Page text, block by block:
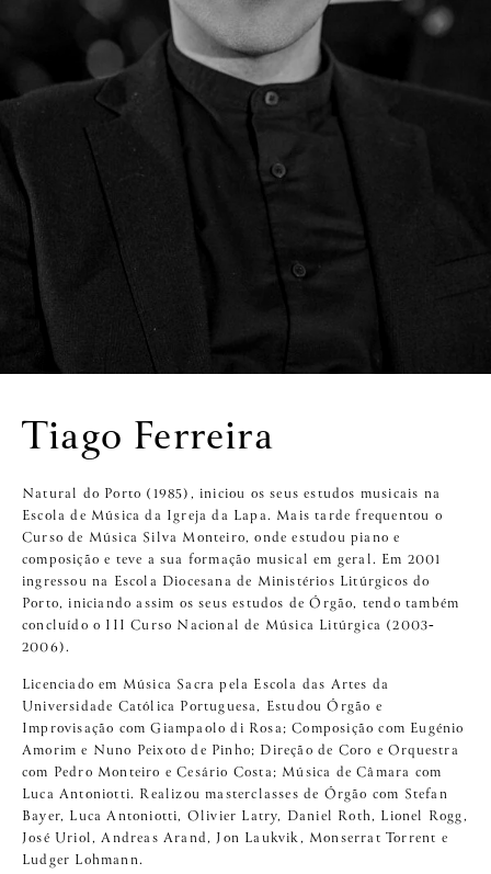
Tiago Ferreira
Natural do Porto (1985), iniciou os seus estudos musicais na
Escola de Música da Igreja da Lapa. Mais tarde frequentou o
Curso de Música Silva Monteiro, onde estudou piano e
composição e teve a sua formação musical em geral. Em 2001
ingressou na Escola Diocesana de Ministérios Litúrgicos do
Porto, iniciando assim os seus estudos de Órgão, tendo também
concluído o III Curso Nacional de Música Litúrgica (2003‐
2006).
Licenciado em Música Sacra pela Escola das Artes da
Universidade Católica Portuguesa, Estudou Órgão e
Improvisação com Giampaolo di Rosa; Composição com Eugénio
Amorim e Nuno Peixoto de Pinho; Direção de Coro e Orquestra
com Pedro Monteiro e Cesário Costa; Música de Câmara com
Luca Antoniotti. Realizou masterclasses de Órgão com Stefan
Bayer, Luca Antoniotti, Olivier Latry, Daniel Roth, Lionel Rogg,
José Uriol, Andreas Arand, Jon Laukvik, Monserrat Torrent e
Ludger Lohmann.